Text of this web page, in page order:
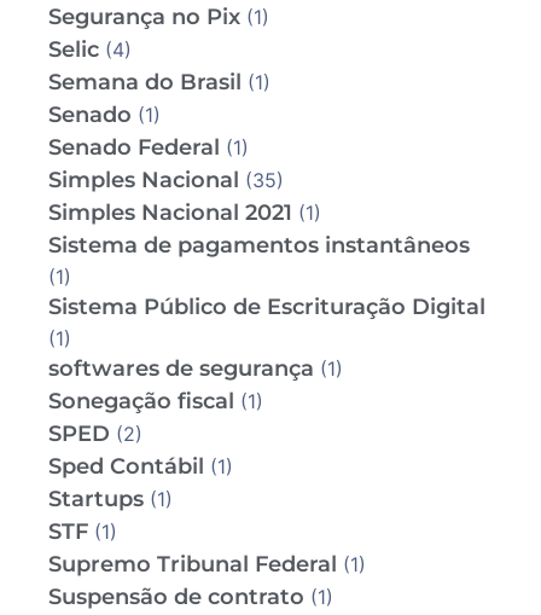
Segurança no Pix (1)
Selic (4)
Semana do Brasil (1)
Senado (1)
Senado Federal (1)
Simples Nacional (35)
Simples Nacional 2021 (1)
Sistema de pagamentos instantâneos
(1)
Sistema Público de Escrituração Digital
(1)
softwares de segurança (1)
Sonegação fiscal (1)
SPED (2)
Sped Contábil (1)
Startups (1)
STF (1)
Supremo Tribunal Federal (1)
Suspensão de contrato (1)